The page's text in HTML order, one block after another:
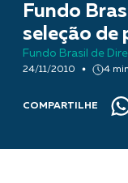
Fundo
seleção de
Fundo Brasil de
24/11/2010 4 min
COMPARTILHE